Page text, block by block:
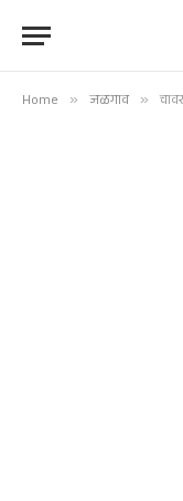
Home » जळगाव » चावरा